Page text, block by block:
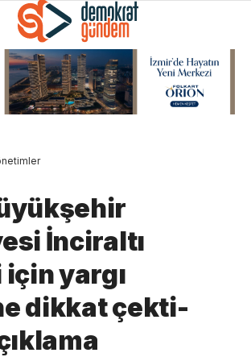
İnciraltı
yargı
dikkat çekti-